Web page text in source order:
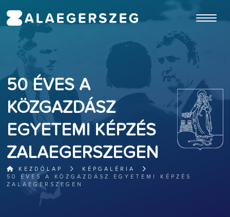
50 ÉVES A
KÖZGAZDÁSZ
EGYETEMI KÉPZÉS
ZALAEGERSZEGEN
KEZDŐLAP
KÉPGALÉRIA
50 ÉVES A KÖZGAZDÁSZ EGYETEMI KÉPZÉS
ZALAEGERSZEGEN